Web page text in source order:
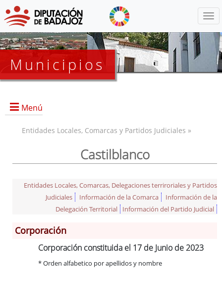
Municipios
Menú
Información General
Historia
Entidades Locales, Comarcas y Partidos Judiciales »
Castilblanco
Entidades Locales, Comarcas, Delegaciones terriroriales y Partidos
Judiciales
Información de la Comarca
Información de la
Delegación Territorial
Información del Partido Judicial
Corporación
Corporación constituida el 17 de Junio de 2023
* Orden alfabetico por apellidos y nombre